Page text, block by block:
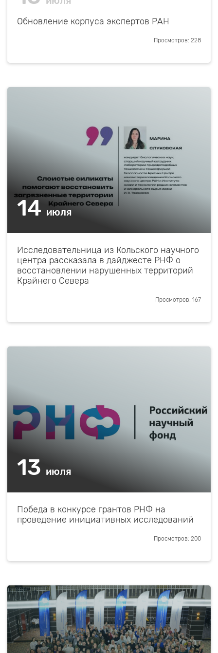
Обновление корпуса экспертов РАН
Просмотров: 228
14 июля
Исследовательница из Кольского научного
центра рассказала в дайджесте РНФ о
восстановлении нарушенных территорий
Крайнего Севера
Просмотров: 167
13 июля
Победа в конкурсе грантов РНФ на
проведение инициативных исследований
Просмотров: 200